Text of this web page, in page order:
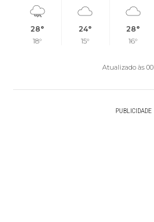
28°
18°
24°
15°
28°
16°
Atualizado às
PUBLICIDADE